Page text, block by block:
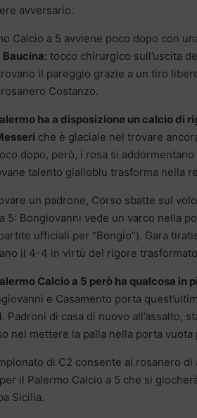
avversario.
Calcio a 5 avviene poco dopo con
Baucina: tocco chirurgico sull’uscita
il pareggio grazie a un tiro
Costanzo.
ha a disposizione un calcio di
che è glaciale nel trovare
dopo, però, i rosa si
talento gialloblu trasforma nella
un padrone, Corso sbatte sul
5: Bongiovanni vede un varco nella
ufficiali per “Bongio”). Gara
il 4-4 in virtù del rigore
Calcio a 5 però ha qualcosa in
e Casamento porta
di casa di nuovo all’assalto,
nel mettere la palla nella porta vuota
di C2 consente ai rosanero
il Palermo Calcio a 5 che si
Sicilia.